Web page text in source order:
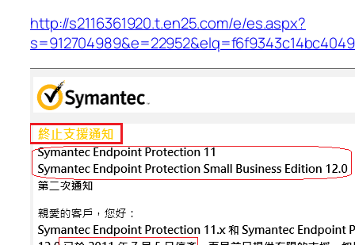
http://s2116361920.t.en25.com/e/es.aspx?